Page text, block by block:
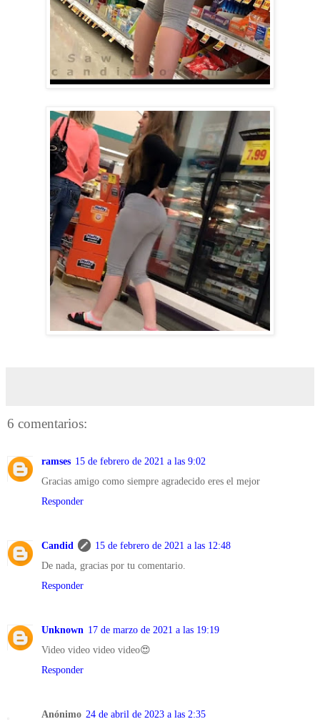
6 comentarios:
ramses 15 de febrero de 2021 a las 9:02
Gracias amigo como siempre agradecido eres el mejor
Responder
Candid
15 de febrero de 2021 a las 12:48
De nada, gracias por tu comentario.
Responder
Unknown 17 de marzo de 2021 a las 19:19
Video video video video😍
Responder
Anónimo 24 de abril de 2023 a las 2:35